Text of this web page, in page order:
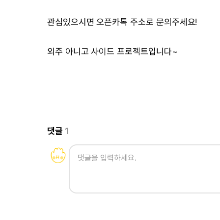
관심있으시면 오픈카톡 주소로 문의주세요!
외주 아니고 사이드 프로젝트입니다~
댓글 1